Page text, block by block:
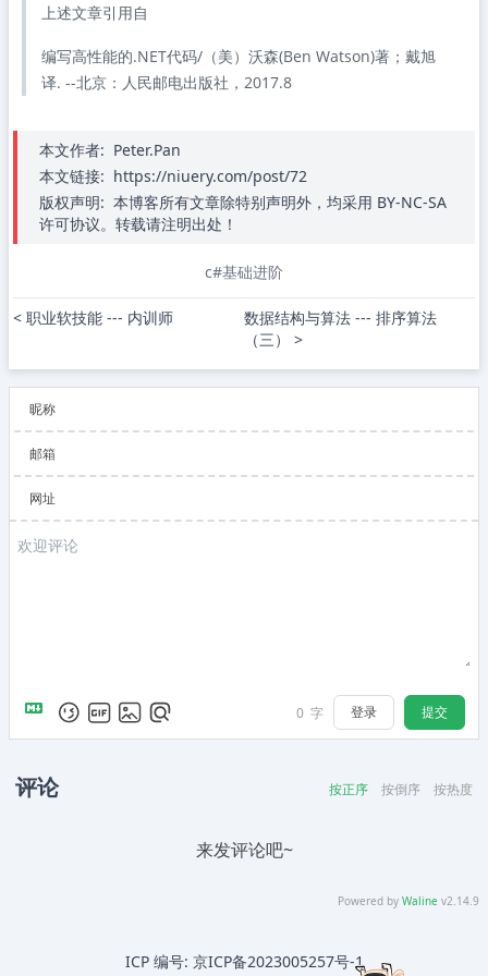
上述文章引用自
编写高性能的.NET代码/（美）沃森(Ben Watson)著；戴旭
译. --北京：人民邮电出版社，2017.8
本文作者: Peter.Pan
本文链接: https://niuery.com/post/72
版权声明: 本博客所有文章除特别声明外，均采用 BY-NC-SA
许可协议。转载请注明出处！
c#基础进阶
< 职业软技能 --- 内训师
数据结构与算法 --- 排序算法
（三） >
昵称
邮箱
网址
0 字 登录 提交
评论 按正序 按倒序 按热度
来发评论吧~
Powered by Waline v2.14.9
ICP 编号: 京ICP备2023005257号-1